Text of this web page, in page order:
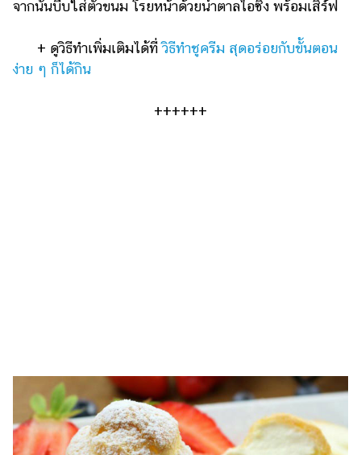
จากนั้นบีบใส่ตัวขนม โรยหน้าด้วยน้ำตาลไอซิ่ง พร้อมเสิร์ฟ
+ ดูวิธีทำเพิ่มเติมได้ที่วิธีทำชูครีม สุดอร่อยกับขั้นตอน
ง่าย ๆ ก็ได้กิน
++++++